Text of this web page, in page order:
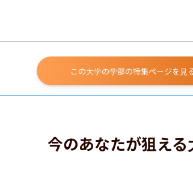
この大学の学部の特集ページを見
今のあなたが狙える